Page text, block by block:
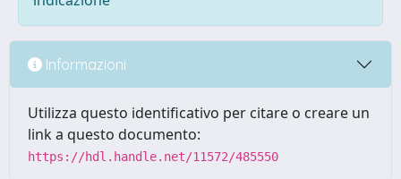
Informazioni
Utilizza questo identificativo per citare o creare un
link a questo documento:
https://hdl.handle.net/11572/485550